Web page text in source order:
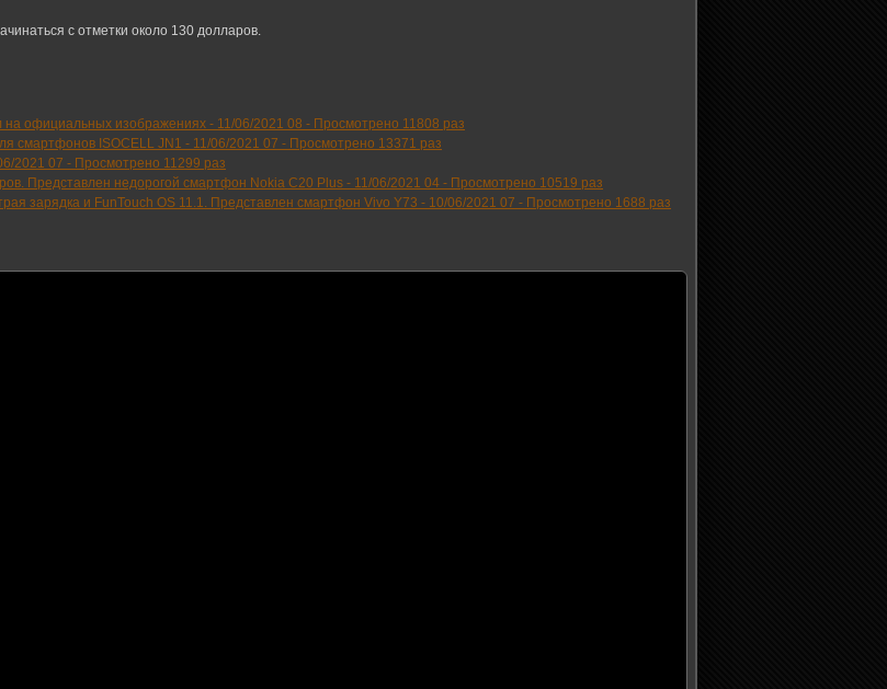
с отметки около 130 долларов.
на официальных изображениях - 11/06/2021 08 - Просмотрено 11808 раз
смартфонов ISOCELL JN1 - 11/06/2021 07 - Просмотрено 13371 раз
2021 07 - Просмотрено 11299 раз
Представлен недорогой смартфон Nokia C20 Plus - 11/06/2021 04 - Просмотрено 10519 раз
зарядка и FunTouch OS 11.1. Представлен смартфон Vivo Y73 - 10/06/2021 07 - Просмотрено 1688 раз